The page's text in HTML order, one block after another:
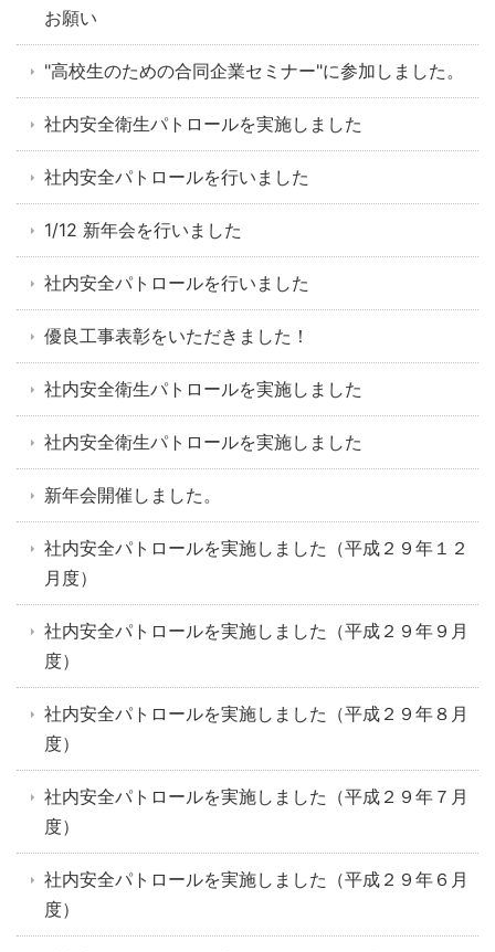
お願い
"高校生のための合同企業セミナー"に参加しました。
社内安全衛生パトロールを実施しました
社内安全パトロールを行いました
1/12 新年会を行いました
社内安全パトロールを行いました
優良工事表彰をいただきました！
社内安全衛生パトロールを実施しました
社内安全衛生パトロールを実施しました
新年会開催しました。
社内安全パトロールを実施しました（平成２９年１２
月度）
社内安全パトロールを実施しました（平成２９年９月
度）
社内安全パトロールを実施しました（平成２９年８月
度）
社内安全パトロールを実施しました（平成２９年７月
度）
社内安全パトロールを実施しました（平成２９年６月
度）